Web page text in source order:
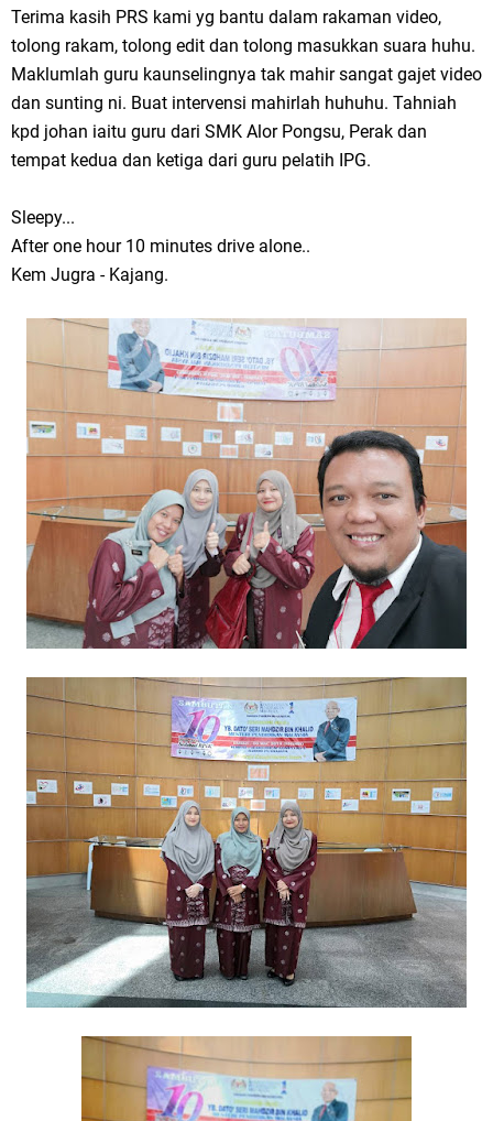
Terima kasih PRS kami yg bantu dalam rakaman video,
tolong rakam, tolong edit dan tolong masukkan suara huhu.
Maklumlah guru kaunselingnya tak mahir sangat gajet video
dan sunting ni. Buat intervensi mahirlah huhuhu. Tahniah
kpd johan iaitu guru dari SMK Alor Pongsu, Perak dan
tempat kedua dan ketiga dari guru pelatih IPG.
Sleepy...
After one hour 10 minutes drive alone..
Kem Jugra - Kajang.